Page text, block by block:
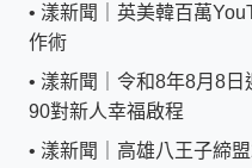
• 漾新聞｜英美韓百萬
作術
• 漾新聞｜令和8年8月8
90對新人幸福啟程
• 漾新聞｜高雄八王子締